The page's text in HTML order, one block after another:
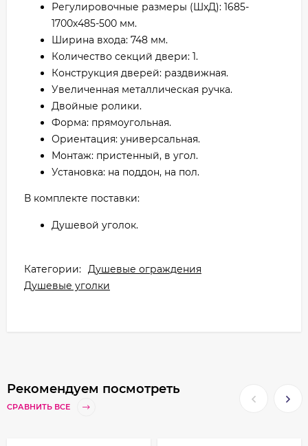
Регулировочные размеры (ШхД): 1685-
1700х485-500 мм.
Ширина входа: 748 мм.
Количество секций двери: 1.
Конструкция дверей: раздвижная.
Увеличенная металлическая ручка.
Двойные ролики.
Форма: прямоугольная.
Ориентация: универсальная.
Монтаж: пристенный, в угол.
Установка: на поддон, на пол.
В комплекте поставки:
Душевой уголок.
Категории: Душевые ограждения
Душевые уголки
Рекомендуем посмотреть
СРАВНИТЬ ВСЕ